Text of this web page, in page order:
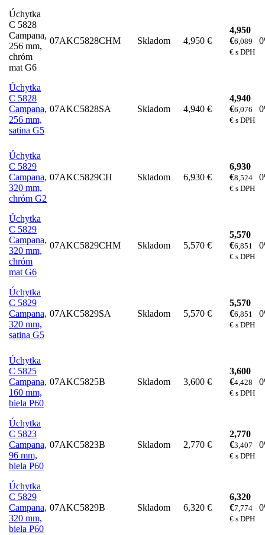
Úchytka
C 5828
Campana,
256 mm,
chróm
mat G6
07AKC5828CHM Skladom 4,950 €
4,950
€6,089
€ s DPH
Úchytka
C 5828
Campana,
256 mm,
satina G5
07AKC5828SA Skladom 4,940 €
4,940
€6,076
€ s DPH
Úchytka
C 5829
Campana,
320 mm,
chróm G2
07AKC5829CH Skladom 6,930 €
6,930
€8,524
€ s DPH
Úchytka
C 5829
Campana,
320 mm,
chróm
mat G6
07AKC5829CHM Skladom 5,570 €
5,570
€6,851
€ s DPH
Úchytka
C 5829
Campana,
320 mm,
satina G5
07AKC5829SA Skladom 5,570 €
5,570
€6,851
€ s DPH
Úchytka
C 5825
Campana,
160 mm,
biela P60
07AKC5825B Skladom 3,600 €
3,600
€4,428
€ s DPH
Úchytka
C 5823
Campana,
96 mm,
biela P60
07AKC5823B Skladom 2,770 €
2,770
€3,407
€ s DPH
Úchytka
C 5829
Campana,
320 mm,
biela P60
07AKC5829B Skladom 6,320 €
6,320
€7,774
€ s DPH